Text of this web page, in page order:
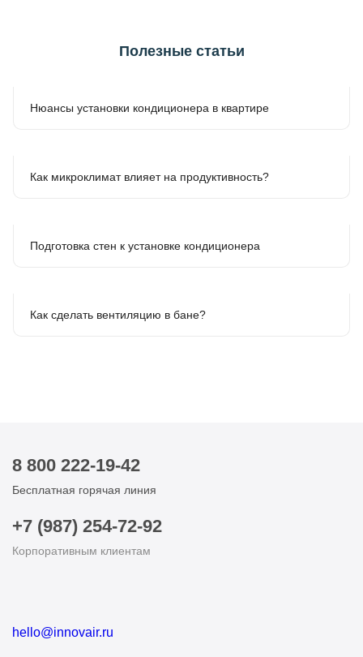
Полезные статьи
Нюансы установки кондиционера в квартире
Как микроклимат влияет на продуктивность?
Подготовка стен к установке кондиционера
Как сделать вентиляцию в бане?
8 800 222-19-42
Бесплатная горячая линия
+7 (987) 254-72-92
Корпоративным клиентам
hello@innovair.ru